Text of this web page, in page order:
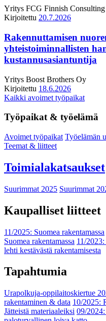
Yritys FCG Finnish
Kirjoitettu 20.7.2026
Rakennuttamisen
yhteistoiminnallisten
kustannusasiantuntija
Yritys Boost Brothers Oy
Kirjoitettu 18.6.2026
Kaikki avoimet työpaikat
Työpaikat & työelämä
Avoimet työpaikat Työelämän
Teemat & liitteet
Toimialakatsaukset
Suurimmat 2025 Suurimmat
Kaupalliset liitteet
11/2025: Suomea rakentamassa
Suomea rakentamassa 11/
lehti kestävästä rakentamisesta
Tapahtumia
Urapolkuja-oppilaitoskiertue
rakentaminen & data 10/2025:
Jätteistä materiaaleiksi 09/